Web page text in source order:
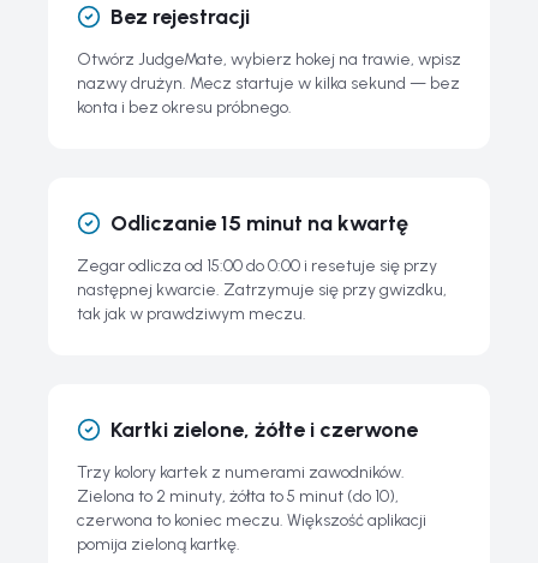
Bez rejestracji
Otwórz JudgeMate, wybierz hokej na trawie, wpisz
nazwy drużyn. Mecz startuje w kilka sekund — bez
konta i bez okresu próbnego.
Odliczanie 15 minut na kwartę
Zegar odlicza od 15:00 do 0:00 i resetuje się przy
następnej kwarcie. Zatrzymuje się przy gwizdku,
tak jak w prawdziwym meczu.
Kartki zielone, żółte i czerwone
Trzy kolory kartek z numerami zawodników.
Zielona to 2 minuty, żółta to 5 minut (do 10),
czerwona to koniec meczu. Większość aplikacji
pomija zieloną kartkę.